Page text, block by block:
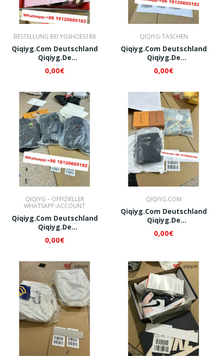
BESTELLUNG BEI YGSHOES188
Qiqiyg.com Deutschland
Qiqiyg.de
QI079
0,00€
QIQIYG-TASCHEN
Qiqiyg.com Deutschland
Qiqiyg.de
QI085
0,00€
QIQIYG – OFFIZIELLER
WHATSAPP-ACCOUNT
Qiqiyg.com Deutschland
Qiqiyg.de
QI094
0,00€
QIQIYG.COM
Qiqiyg.com Deutschland
Qiqiyg.de
QI097
0,00€